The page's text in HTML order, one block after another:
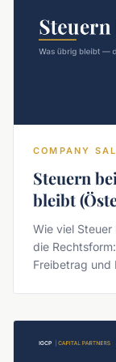
COMPANY
Steuern
bleibt
Wie viel
die
Freibetrag und